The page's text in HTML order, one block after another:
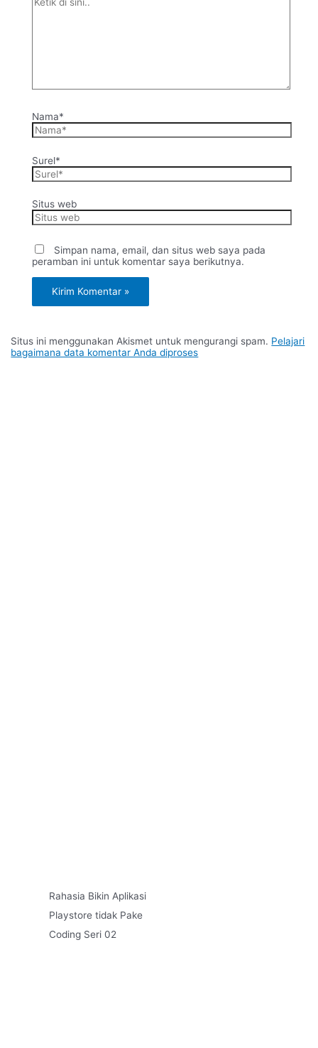
Nama*
Surel*
Situs web
Simpan nama, email, dan situs web saya pada
peramban ini untuk komentar saya berikutnya.
Situs ini menggunakan Akismet untuk mengurangi spam. Pelajari
bagaimana data komentar Anda diproses
Rahasia Bikin Aplikasi
Playstore tidak Pake
Coding Seri 02